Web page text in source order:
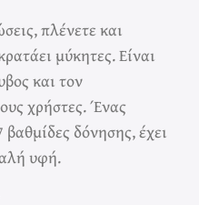
πλένετε και
μύκητες. Είναι
και τον
χρήστες. Ένας
βαθμίδες δόνησης, έχει
υφή.